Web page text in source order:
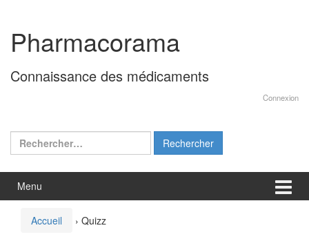
contenu
menu
principal
Pharmacorama
Connaissance des médicaments
Connexion
Rechercher :
Menu
Accueil › Quizz